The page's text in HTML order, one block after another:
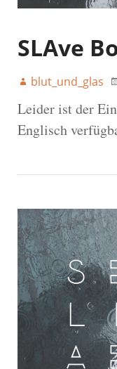
SLAve
blut_und_glas
Leider ist der
Englisch